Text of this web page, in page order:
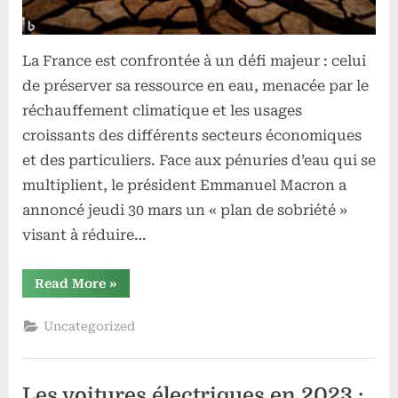
La France est confrontée à un défi majeur : celui
de préserver sa ressource en eau, menacée par le
réchauffement climatique et les usages
croissants des différents secteurs économiques
et des particuliers. Face aux pénuries d’eau qui se
multiplient, le président Emmanuel Macron a
annoncé jeudi 30 mars un « plan de sobriété »
visant à réduire…
Read More“Comment
la
se
prépare
faire
sécheresses
»
Uncategorized